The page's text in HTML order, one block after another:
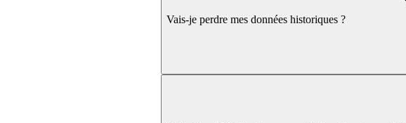
Vais-je perdre mes données historiques ?